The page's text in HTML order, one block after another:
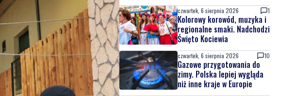
czwartek, 6 sierpnia 2026 1
Kolorowy korowód, muzyka i
regionalne smaki. Nadchodzi
Święto Kociewia
czwartek, 6 sierpnia 2026 10
Gazowe przygotowania do
zimy. Polska lepiej wygląda
niż inne kraje w Europie